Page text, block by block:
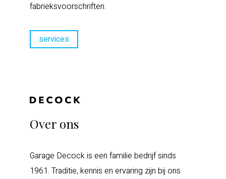
fabrieksvoorschriften.
services
Over ons
Garage Decock is een familie bedrijf sinds
1961. Traditie, kennis en ervaring zijn bij ons